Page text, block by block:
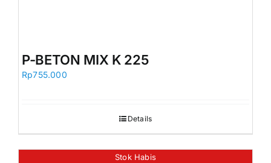
P-BETON MIX K 225
Rp755.000
Details
Stok Habis